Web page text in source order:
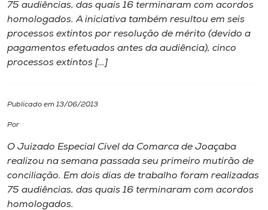
Internacionalização
I.nova
Cultura
CPA
Biblioteca
75 audiências, das quais 16 terminaram com acordos
homologados. A iniciativa também resultou em seis
processos extintos por resolução de mérito (devido a
pagamentos efetuados antes da audiência), cinco
processos extintos […]
Publicado em 13/06/2013
Por
O Juizado Especial Cível da Comarca de Joaçaba
realizou na semana passada seu primeiro mutirão de
conciliação. Em dois dias de trabalho foram realizadas
75 audiências, das quais 16 terminaram com acordos
homologados.